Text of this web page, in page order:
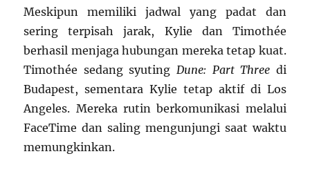
Meskipun memiliki jadwal yang padat dan
sering terpisah jarak, Kylie dan Timothée
berhasil menjaga hubungan mereka tetap kuat.
Timothée sedang syuting Dune: Part Three di
Budapest, sementara Kylie tetap aktif di Los
Angeles. Mereka rutin berkomunikasi melalui
FaceTime dan saling mengunjungi saat waktu
memungkinkan.